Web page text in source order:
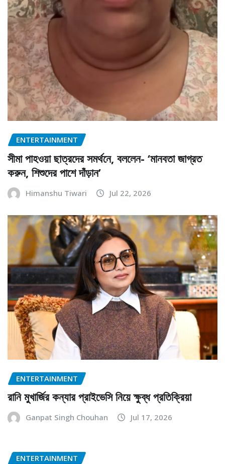
ENTERTAINMENT
সীমা পাহওয়া ছাত্রদের সমর্থনে, বললেন- ‘মানবতা জাগ্রত
করুন, শিশুদের পাশে দাঁড়ান’
Himanshu Tiwari Jul 22, 2026
ENTERTAINMENT
রানি মুখার্জির কন্যার প্রাইভেসি নিয়ে ক্ষুব্ধ প্রতিক্রিয়া
Ganpat Singh Chouhan Jul 17, 2026
ENTERTAINMENT